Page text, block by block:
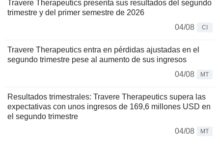
Travere Therapeutics presenta sus resultados del segundo
trimestre y del primer semestre de 2026
04/08
CI
Travere Therapeutics entra en pérdidas ajustadas en el
segundo trimestre pese al aumento de sus ingresos
04/08
MT
Resultados trimestrales: Travere Therapeutics supera las
expectativas con unos ingresos de 169,6 millones USD en
el segundo trimestre
04/08
MT